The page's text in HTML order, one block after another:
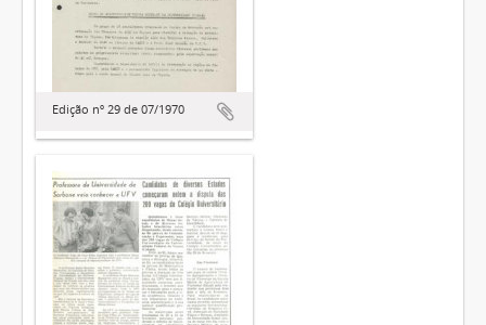
Edição nº 29 de 07/1970